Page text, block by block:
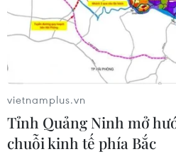
NAPAS và KiotViet hợp tác
hệ sinh thái thanh toán
Xã Tây Giang khai mạc Ngày
hóa Cơ Tu lần thứ 1
vietnamplus.vn
Tỉnh Quảng Ninh mở
chuỗi kinh tế phía Bắc